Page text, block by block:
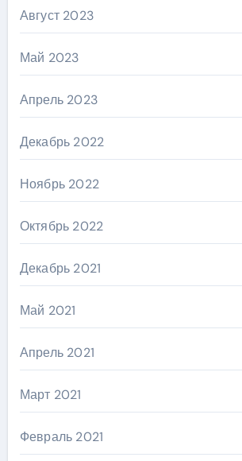
Август 2023
Май 2023
Апрель 2023
Декабрь 2022
Ноябрь 2022
Октябрь 2022
Декабрь 2021
Май 2021
Апрель 2021
Март 2021
Февраль 2021